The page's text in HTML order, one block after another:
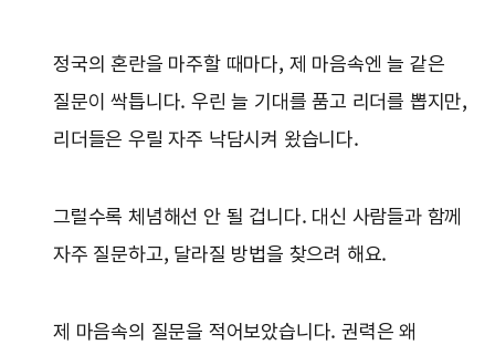
정국의 혼란을 마주할 때마다, 제 마음속엔 늘 같은
질문이 싹틉니다. 우린 늘 기대를 품고 리더를 뽑지만,
리더들은 우릴 자주 낙담시켜 왔습니다.
그럴수록 체념해선 안 될 겁니다. 대신 사람들과 함께
자주 질문하고, 달라질 방법을 찾으려 해요.
제 마음속의 질문을 적어보았습니다. 권력은 왜